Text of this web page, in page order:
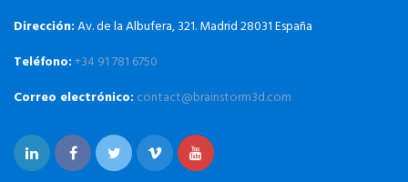
Dirección:Av. de la Albufera, 321. Madrid 28031 España
Teléfono:+34 91 781 6750
Correo electrónico: contact@brainstorm3d.com